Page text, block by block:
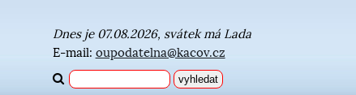
Dnes je 07.08.2026, svátek má Lada
E-mail: oupodatelna@kacov.cz